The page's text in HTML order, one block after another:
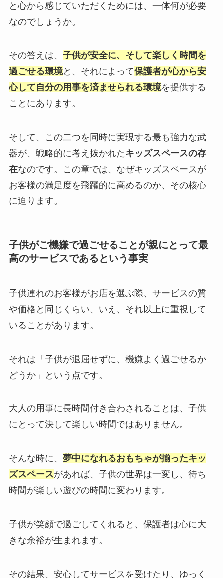
と心から感じていただくためには、一体何が必要
なのでしょうか。
その答えは、 子供が安全に、そして楽しく時間を
過ごせる環境と、それによって保護者が心から安
心して自分の用事を済ませられる環境を提供する
ことにあります。
そして、この二つを同時に実現する最も強力な武
器が、戦略的に考え抜かれたキッズスペースの存
在なのです。この章では、なぜキッズスペースが
お客様の満足度を飛躍的に高めるのか、その核心
に迫ります。
子供がご機嫌で過ごせることが親にとって最
高のサービスであるという事実
子供連れのお客様がお店を選ぶ際、サービスの質
や価格と同じくらい、いえ、それ以上に重視して
いることがあります。
それは「子供が退屈せずに、機嫌よく過ごせるか
どうか」という点です。
大人の用事に長時間付き合わされることは、子供
にとって決して楽しい時間ではありません。
そんな時に、 夢中になれるおもちゃが揃ったキッ
ズスペースがあれば、子供の世界は一変し、待ち
時間が楽しい遊びの時間に変わります。
子供が笑顔で過ごしてくれると、保護者は心に大
きな余裕が生まれます。
その結果、安心してサービスを受けたり、ゆっく